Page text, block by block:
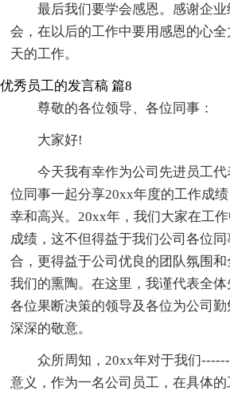
最后我们要学会感恩。感谢企
会，在以后的工作中要用感恩的心
天的工作。
优秀员工的发言稿 篇8
尊敬的各位领导、各位同事：
大家好!
今天我有幸作为公司先进员工
位同事一起分享20xx年度的工作成
幸和高兴。20xx年，我们大家在工
成绩，这不但得益于我们公司各位
合，更得益于公司优良的团队氛围
我们的熏陶。在这里，我谨代表全
各位果断决策的领导及各位为公司
深深的敬意。
众所周知，20xx年对于我们
意义，作为一名公司员工，在具体的